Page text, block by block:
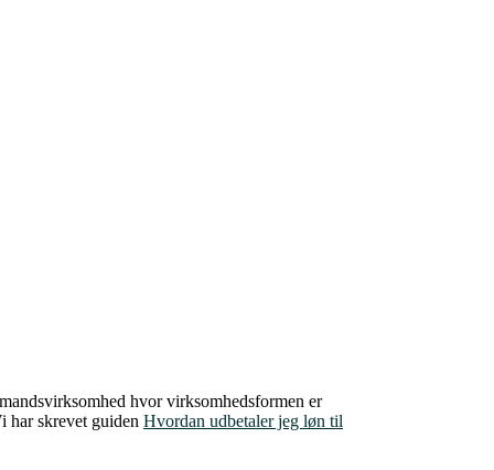
hvor virksomhedsformen er
har skrevet guiden Hvordan udbetaler jeg løn til